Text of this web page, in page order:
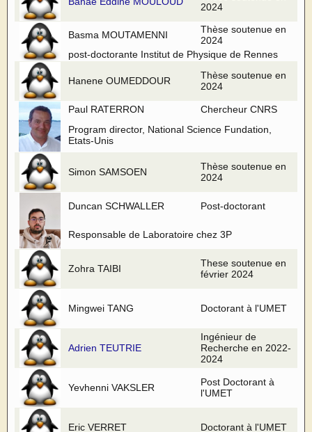
2024
Basma MOUTAMENNI
Thèse soutenue en
2024
post-doctorante Institut de Physique de Rennes
Hanene OUMEDDOUR
Thèse soutenue en
2024
Paul RATERRON
Chercheur CNRS
Program director, National Science Fundation,
Etats-Unis
Simon SAMSOEN
Thèse soutenue en
2024
Duncan SCHWALLER Post-doctorant
Responsable de Laboratoire chez 3P
Zohra TAIBI
These soutenue en
février 2024
Mingwei TANG Doctorant à l'UMET
Adrien TEUTRIE
Ingénieur de
Recherche en 2022-
2024
Yevhenni VAKSLER
Post Doctorant à
l'UMET
Eric VERRET Doctorant à l'UMET